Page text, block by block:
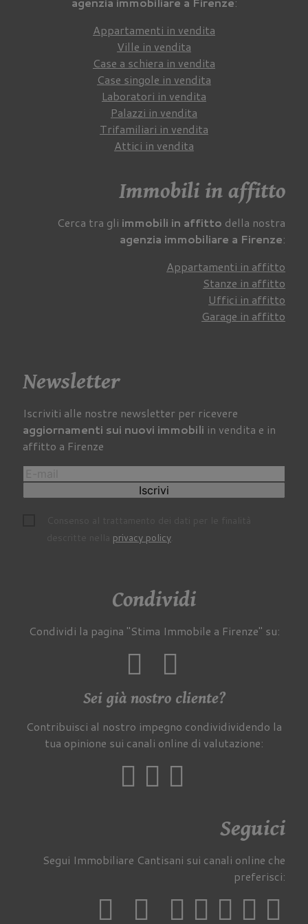
Appartamenti in vendita
Ville in vendita
Case a schiera in vendita
Case singole in vendita
Laboratori in vendita
Palazzi in vendita
Trifamiliari in vendita
Attici in vendita
Immobili in affitto
Cerca tra gli immobili in affitto della nostra
agenzia immobiliare a Firenze:
Appartamenti in affitto
Stanze in affitto
Uffici in affitto
Garage in affitto
Newsletter
Iscriviti alle nostre newsletter per ricevere
aggiornamenti sui nuovi immobili in vendita e in
affitto a Firenze
Iscrivi
privacy policy.
Condividi
Condividi la pagina "Stima Immobile a Firenze" su:
Sei già nostro cliente?
Contribuisci al nostro impegno condividividendo la
tua opinione sui canali online di valutazione:
Seguici
Segui Immobiliare Cantisani sui canali online che
preferisci: